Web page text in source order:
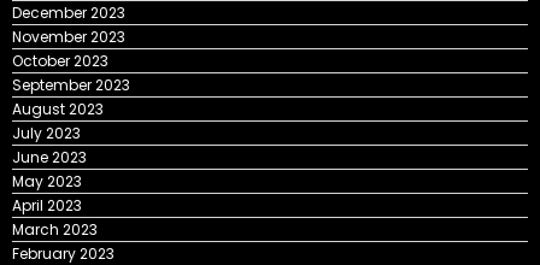
December 2023
November 2023
October 2023
September 2023
August 2023
July 2023
June 2023
May 2023
April 2023
March 2023
February 2023